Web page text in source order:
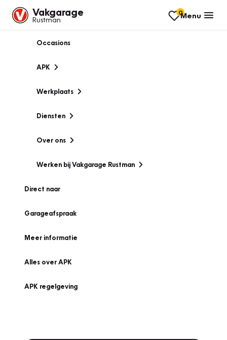
Vakgarage
Rustman
0Menu
Occasions
APK
Werkplaats
Diensten
Over ons
Werken bij Vakgarage Rustman
Direct naar
Garageafspraak
Meer informatie
Alles over APK
APK regelgeving